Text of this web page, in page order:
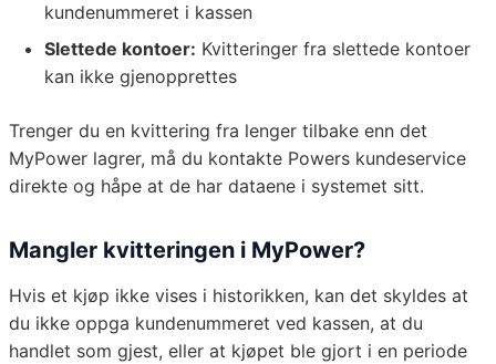
kundenummeret i kassen
Slettede kontoer: Kvitteringer fra slettede kontoer
kan ikke gjenopprettes
Trenger du en kvittering fra lenger tilbake enn det
MyPower lagrer, må du kontakte Powers kundeservice
direkte og håpe at de har dataene i systemet sitt.
Mangler kvitteringen i MyPower?
Hvis et kjøp ikke vises i historikken, kan det skyldes at
du ikke oppga kundenummeret ved kassen, at du
handlet som gjest, eller at kjøpet ble gjort i en periode